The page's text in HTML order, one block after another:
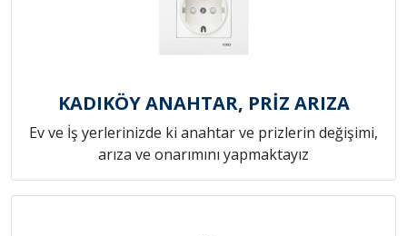
KADIKÖY ANAHTAR, PRİZ ARIZA
Ev ve İş yerlerinizde ki anahtar ve prizlerin değişimi,
arıza ve onarımını yapmaktayız